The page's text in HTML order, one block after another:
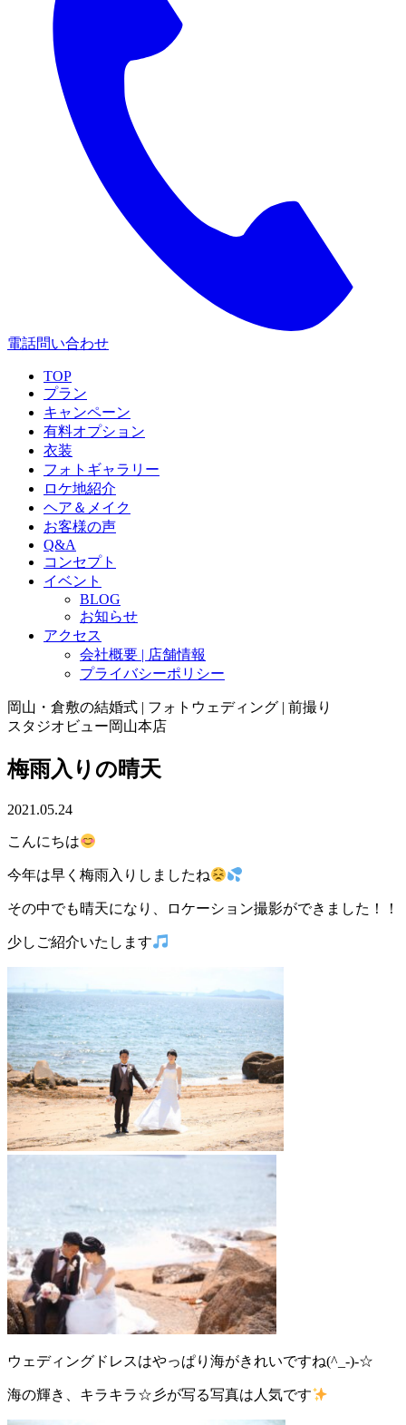
電話問い合わせ
TOP
プラン
キャンペーン
有料オプション
衣装
フォトギャラリー
ロケ地紹介
ヘア＆メイク
お客様の声
Q&A
コンセプト
イベント
BLOG
お知らせ
アクセス
会社概要 | 店舗情報
プライバシーポリシー
岡山・倉敷の結婚式 | フォトウェディング | 前撮り
スタジオビュー岡山本店
梅雨入りの晴天
2021.05.24
こんにちは
今年は早く梅雨入りしましたね
その中でも晴天になり、ロケーション撮影ができました！！
少しご紹介いたします
ウェディングドレスはやっぱり海がきれいですね(^_-)-☆
海の輝き、キラキラ☆彡が写る写真は人気です